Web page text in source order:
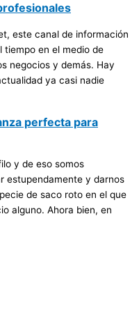
este canal de información
tiempo en el medio de
negocios y demás. Hay
ya casi nadie
perfecta para
y de eso somos
estupendamente y darnos
de saco roto en el que
alguno. Ahora bien, en